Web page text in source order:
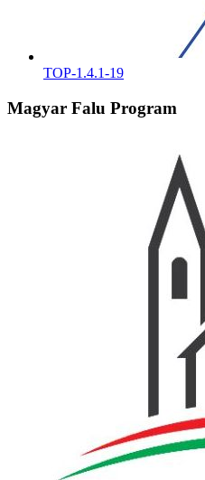
TOP-1.4.1-19
Magyar Falu Program